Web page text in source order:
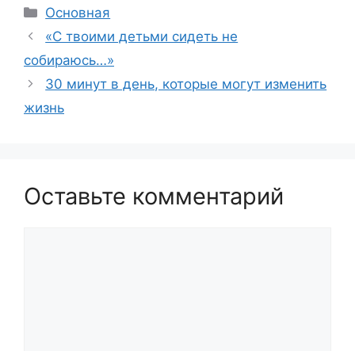
Рубрики
Основная
«С твоими детьми сидеть не
собираюсь…»
30 минут в день, которые могут изменить
жизнь
Оставьте комментарий